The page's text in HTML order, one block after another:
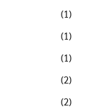
(1)
(1)
(1)
(2)
(2)